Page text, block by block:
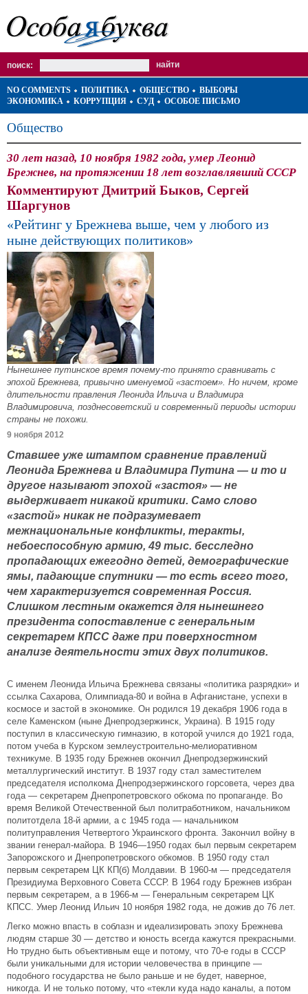
поиск:
NO COMMENTS ПОЛИТИКА ОБЩЕСТВО
ВЫБОРЫ
ЭКОНОМИКА
КОРРУПЦИЯ СУД ОСОБОЕ ПИСЬМО
Общество
30 лет назад, 10 ноября 1982 года, умер Леонид
Брежнев, на протяжении 18 лет возглавлявший СССР
Комментируют Дмитрий Быков, Сергей
Шаргунов
«Рейтинг у Брежнева выше, чем у любого из
ныне действующих политиков»
Нынешнее путинское время почему-то принято сравнивать с
эпохой Брежнева, привычно именуемой «застоем». Но ничем, кроме
длительности правления Леонида Ильича и Владимира
Владимировича, позднесоветский и современный периоды истории
страны не похожи.
9 ноября 2012
Ставшее уже штампом сравнение правлений
Леонида Брежнева и Владимира Путина — и то и
другое называют эпохой «застоя» — не
выдерживает никакой критики. Само слово
«застой» никак не подразумевает
межнациональные конфликты, теракты,
небоеспособную армию, 49 тыс. бесследно
пропадающих ежегодно детей, демографические
ямы, падающие спутники — то есть всего того,
чем характеризуется современная Россия.
Слишком лестным окажется для нынешнего
президента сопоставление с генеральным
секретарем КПСС даже при поверхностном
анализе деятельности этих двух политиков.
С именем Леонида Ильича Брежнева связаны «политика разрядки» и
ссылка Сахарова, Олимпиада-80 и война в Афганистане, успехи в
космосе и застой в экономике. Он родился 19 декабря 1906 года в
селе Каменском (ныне Днепродзержинск, Украина). В 1915 году
поступил в классическую гимназию, в которой учился до 1921 года,
потом учеба в Курском землеустроительно-мелиоративном
техникуме. В 1935 году Брежнев окончил Днепродзержинский
металлургический институт. В 1937 году стал заместителем
председателя исполкома Днепродзержинского горсовета, через два
года — секретарем Днепропетровского обкома по пропаганде. Во
время Великой Отечественной был политработником, начальником
политотдела 18-й армии, а с 1945 года — начальником
политуправления Четвертого Украинского фронта. Закончил войну в
звании генерал-майора. В 1946—1950 годах был первым секретарем
Запорожского и Днепропетровского обкомов. В 1950 году стал
первым секретарем ЦК КП(б) Молдавии. В 1960-м — председателя
Президиума Верховного Совета СССР. В 1964 году Брежнев избран
первым секретарем, а в 1966-м — Генеральным секретарем ЦК
КПСС. Умер Леонид Ильич 10 ноября 1982 года, не дожив до 76 лет.
Легко можно впасть в соблазн и идеализировать эпоху Брежнева
людям старше 30 — детство и юность всегда кажутся прекрасными.
Но трудно быть объективным еще и потому, что 70-е годы в СССР
были уникальными для истории человечества в принципе —
подобного государства не было раньше и не будет, наверное,
никогда. И не только потому, что «текли куда надо каналы, а потом